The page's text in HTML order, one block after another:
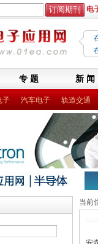
电
专 题 新 闻
子 汽车电子 轨道交通
当前